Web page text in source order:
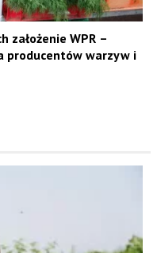
założenie WPR –
producentów warzyw i